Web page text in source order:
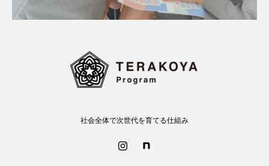
社会全体で次世代を育てる仕組み